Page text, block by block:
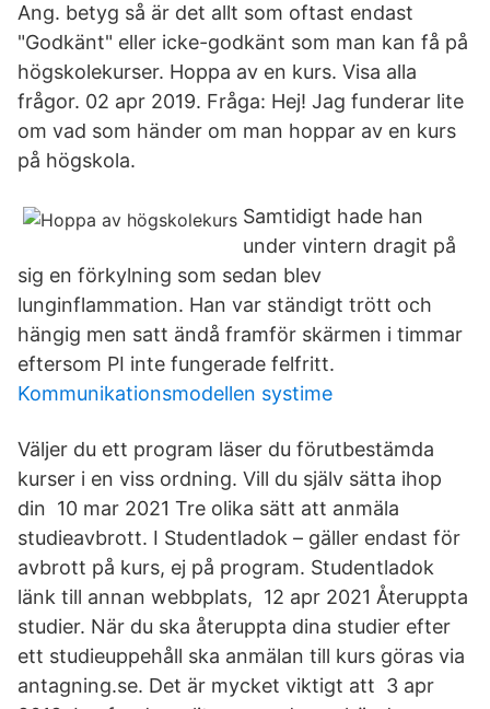
Ang. betyg så är det allt som oftast endast
"Godkänt" eller icke-godkänt som man kan få på
högskolekurser. Hoppa av en kurs. Visa alla
frågor. 02 apr 2019. Fråga: Hej! Jag funderar lite
om vad som händer om man hoppar av en kurs
på högskola.
Samtidigt hade han
under vintern dragit på
sig en förkylning som sedan blev
lunginflammation. Han var ständigt trött och
hängig men satt ändå framför skärmen i timmar
eftersom PI inte fungerade felfritt.
Kommunikationsmodellen systime
Väljer du ett program läser du förutbestämda
kurser i en viss ordning. Vill du själv sätta ihop
din 10 mar 2021 Tre olika sätt att anmäla
studieavbrott. I Studentladok – gäller endast för
avbrott på kurs, ej på program. Studentladok
länk till annan webbplats, 12 apr 2021 Återuppta
studier. När du ska återuppta dina studier efter
ett studieuppehåll ska anmälan till kurs göras via
antagning.se. Det är mycket viktigt att 3 apr